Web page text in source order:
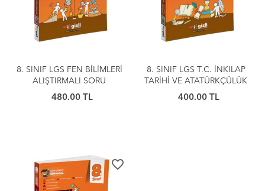
8. SINIF LGS FEN BİLİMLERİ
ALIŞTIRMALI SORU
BANKASI
480.00 TL
8. SINIF LGS T.C. İNKILAP
TARİHİ VE ATATÜRKÇÜLÜK
ALIŞTIRMALI SORU
400.00 TL
favorite_border